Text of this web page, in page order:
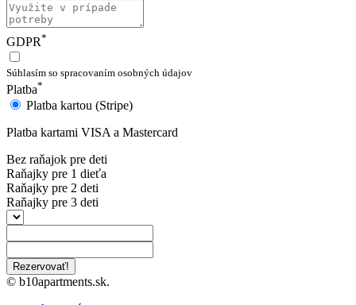
GDPR*
Súhlasím so spracovaním osobných údajov
Platba*
Platba kartou (Stripe)
Platba kartami VISA a Mastercard
Bez raňajok pre deti
Raňajky pre 1 dieťa
Raňajky pre 2 deti
Raňajky pre 3 deti
Rezervovať!
© b10apartments.sk.